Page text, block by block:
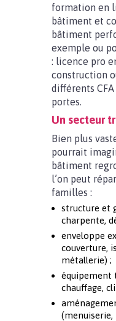
formation en
bâtiment et
bâtiment
exemple ou
: licence pro
construction
différents
portes.
Un secteur
Bien plus
pourrait
bâtiment
l’on peut
familles :
structure et
charpente,
enveloppe
couverture,
métallerie) ;
équipement
chauffage,
(menuiserie,